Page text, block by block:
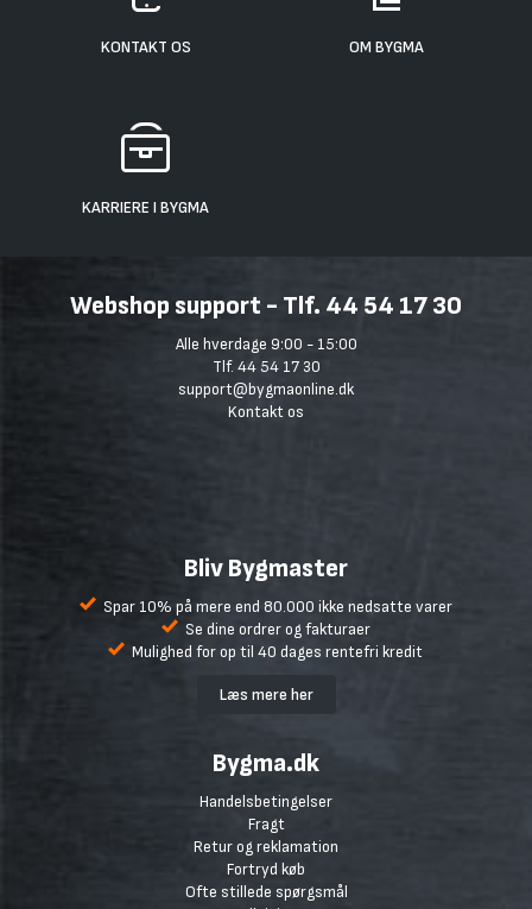
KONTAKT OS OM BYGMA
KARRIERE I BYGMA
Webshop support - Tlf. 44 54 17 30
Alle hverdage 9:00 - 15:00
Tlf. 44 54 17 30
support@bygmaonline.dk
Kontakt os
Bliv Bygmaster
Spar 10% på mere end 80.000 ikke nedsatte varer
Se dine ordrer og fakturaer
Mulighed for op til 40 dages rentefri kredit
Læs mere her
Bygma.dk
Handelsbetingelser
Fragt
Retur og reklamation
Fortryd køb
Ofte stillede spørgsmål